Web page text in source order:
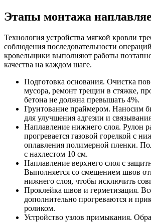
Этапы монтажа
Технология устройства мягкой кровли
соблюдения последовательности
кровельщики выполняют работы
качества на каждом шаге.
Подготовка основания. Очистка
мусора, ремонт трещин в стяжке,
бетона не должна превышать 4%.
Грунтование праймером. Наносим
для улучшения адгезии и
Наплавление нижнего слоя. Рулон
прогревается газовой горелкой с
оплавления полимерной пленки.
с нахлестом 10 см.
Наплавление верхнего слоя с
Выполняется со смещением швов
нижнего слоя, чтобы исключить
Проклейка швов и герметизация.
дополнительно прогреваются и
роликом.
Устройство узлов примыкания.